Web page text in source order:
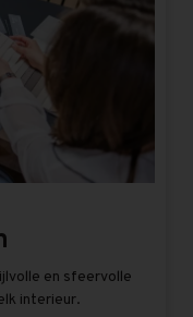
en sfeervolle
interieur.